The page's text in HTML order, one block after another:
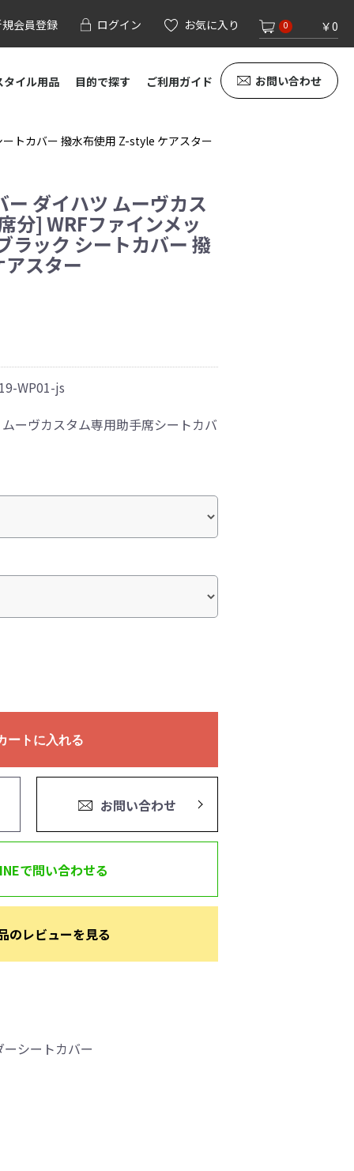
会員登録 ログイン お気に入り 0 ￥0
タイル用品 目的で探す ご利用ガイド お問い合わせ
トカバー 撥水布使用 Z-style ケアスター
ダイハツ ムーヴカス
分] WRFファインメッ
ラック シートカバー 撥
スター
WP01-js
ーヴカスタム専用助手席シートカバ
ートに入れる
お問い合わせ
で問い合わせる
のレビューを見る
シートカバー